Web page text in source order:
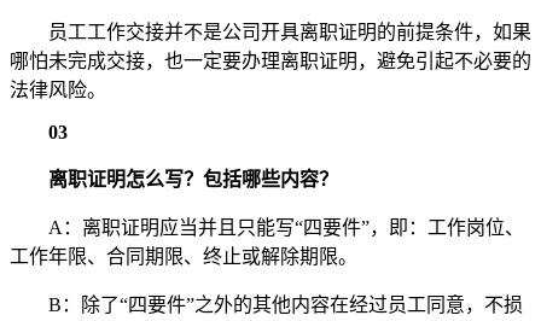
员工工作交接并不是公司开具离职证明的前提条件，如果
哪怕未完成交接，也一定要办理离职证明，避免引起不必要的
法律风险。
03
离职证明怎么写？包括哪些内容？
A：离职证明应当并且只能写“四要件”，即：工作岗位、
工作年限、合同期限、终止或解除期限。
B：除了“四要件”之外的其他内容在经过员工同意，不损